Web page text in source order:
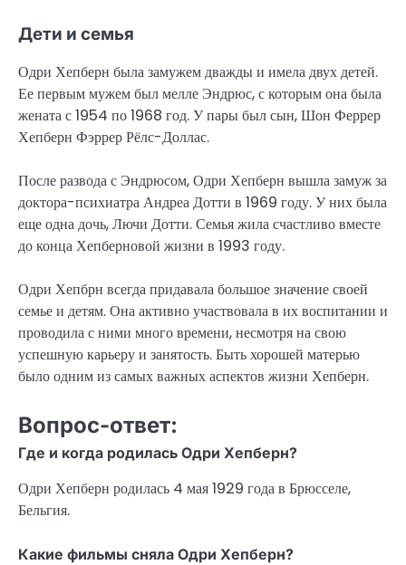
Дети и семья
Одри Хепберн была замужем дважды и имела двух детей.
Ее первым мужем был мелле Эндрюс, с которым она была
жената с 1954 по 1968 год. У пары был сын, Шон Феррер
Хепберн Фэррер Рёлс-Доллас.
После развода с Эндрюсом, Одри Хепберн вышла замуж за
доктора-психиатра Андреа Дотти в 1969 году. У них была
еще одна дочь, Лючи Дотти. Семья жила счастливо вместе
до конца Хепберновой жизни в 1993 году.
Одри Хепбрн всегда придавала большое значение своей
семье и детям. Она активно участвовала в их воспитании и
проводила с ними много времени, несмотря на свою
успешную карьеру и занятость. Быть хорошей матерью
было одним из самых важных аспектов жизни Хепберн.
Вопрос-ответ:
Где и когда родилась Одри Хепберн?
Одри Хепберн родилась 4 мая 1929 года в Брюсселе,
Бельгия.
Какие фильмы сняла Одри Хепберн?